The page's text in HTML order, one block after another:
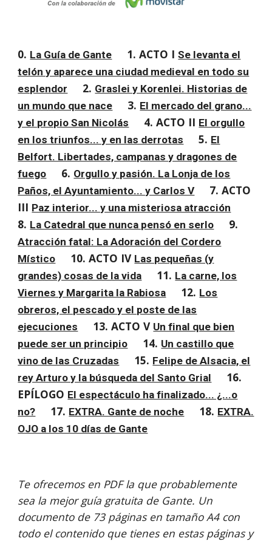
0. La Guía de Gante 1. ACTO ISe levanta el
telón y aparece una ciudad medieval en todo su
esplendor
2. Graslei y Korenlei. Historias de
un mundo que nace
3. El mercado del grano...
y el propio San Nicolás
4. ACTO II El orgullo
en los triunfos... y en las derrotas
5. El
Belfort. Libertades, campanas y dragones de
fuego
6. Orgullo y pasión. La Lonja de los
Paños, el Ayuntamiento... y Carlos V
7. ACTO
III Paz interior... y una misteriosa atracción
8. La Catedral que nunca pensó en serlo 9.
Atracción fatal: La Adoración del Cordero
Místico
10. ACTO IV Las pequeñas (y
grandes) cosas de la vida
11. La carne, los
Viernes y Margarita la Rabiosa
12. Los
obreros, el pescado y el poste de las
ejecuciones
13. ACTO V Un final que bien
puede ser un principio
14. Un castillo que
vino de las Cruzadas
15. Felipe de Alsacia, el
rey Arturo y la búsqueda del Santo Grial
16.
EPÍLOGO El espectáculo ha finalizado... ¿...o
no?
17. EXTRA. Gante de noche 18. EXTRA.
OJO a los 10 días de Gante
Te ofrecemos en PDF la que probablemente
sea la mejor guía gratuita de Gante. Un
documento de 73 páginas en tamaño A4 con
todo el contenido que tienes en estas páginas y